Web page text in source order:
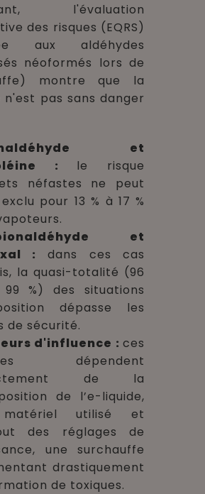
l'évaluation
des risques (EQRS)
aux aldéhydes
néoformés lors de
montre que la
pas sans danger
et
: le risque
néfastes ne peut
pour 13 % à 17 %
et
: dans ces cas
la quasi-totalité (96
%) des situations
dépasse les
de sécurité.
d'influence :ces
dépendent
de la
de l’e-liquide,
utilisé et
des réglages de
une surchauffe
drastiquement
de toxiques.